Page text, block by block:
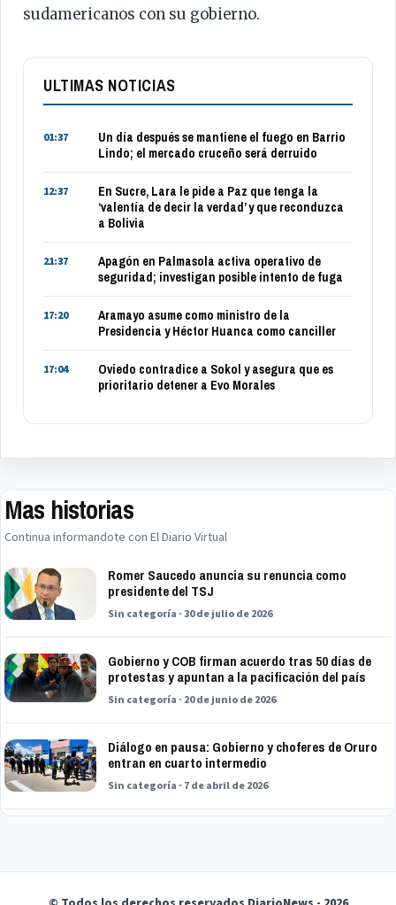
sudamericanos con su gobierno.
ULTIMAS NOTICIAS
01:37
Un día después se mantiene el fuego en Barrio
Lindo; el mercado cruceño será derruido
12:37
En Sucre, Lara le pide a Paz que tenga la
‘valentía de decir la verdad’ y que reconduzca
a Bolivia
21:37
Apagón en Palmasola activa operativo de
seguridad; investigan posible intento de fuga
17:20
Aramayo asume como ministro de la
Presidencia y Héctor Huanca como canciller
17:04
Oviedo contradice a Sokol y asegura que es
prioritario detener a Evo Morales
Mas historias
Continua informandote con El Diario Virtual
Romer Saucedo anuncia su renuncia como
presidente del TSJ
Sin categoría · 30 de julio de 2026
Gobierno y COB firman acuerdo tras 50 días de
protestas y apuntan a la pacificación del país
Sin categoría · 20 de junio de 2026
Diálogo en pausa: Gobierno y choferes de Oruro
entran en cuarto intermedio
Sin categoría · 7 de abril de 2026